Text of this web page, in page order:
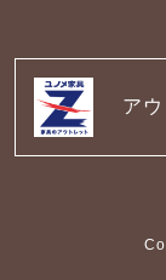
ア